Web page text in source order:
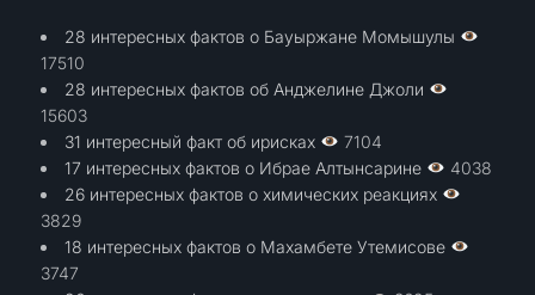
28 интересных фактов о Бауыржане Момышулы
17510
28 интересных фактов об Анджелине Джоли
15603
31 интересный факт об ирисках
7104
17 интересных фактов о Ибрае Алтынсарине
4038
26 интересных фактов о химических реакциях
3829
18 интересных фактов о Махамбете Утемисове
3747